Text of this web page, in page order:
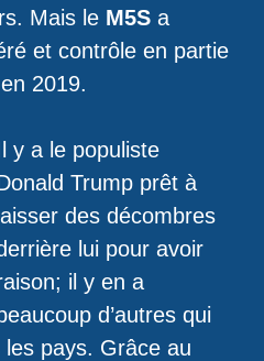
Mais le M5S a
et contrôle en partie
2019.
y a le populiste
Trump prêt à
laisser des décombres
lui pour avoir
il y en a
beaucoup d’autres qui
pays. Grâce au